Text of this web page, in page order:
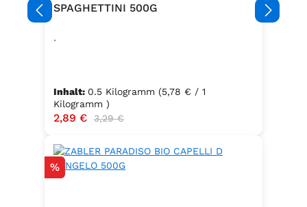
SPAGHETTINI 500G
.
Inhalt: 0.5 Kilogramm (5,78 € / 1
Kilogramm )
Verkaufspreis:
2,89 € Regulärer Preis:
3,29 €
Rabatt
%